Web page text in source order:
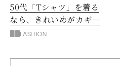
50代「Tシャツ」を着る
なら、きれいめがカギ！
部屋着に見えないコツ
FASHION